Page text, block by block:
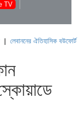
TV
ঐতিহাসিক বউফোর্ট দুর্গ দখল